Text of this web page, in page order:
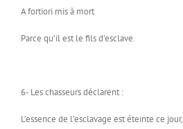
A fortiori mis à mort
Parce qu’il est le fils d’esclave.
6- Les chasseurs déclarent :
L’essence de l’esclavage est éteinte ce jour,